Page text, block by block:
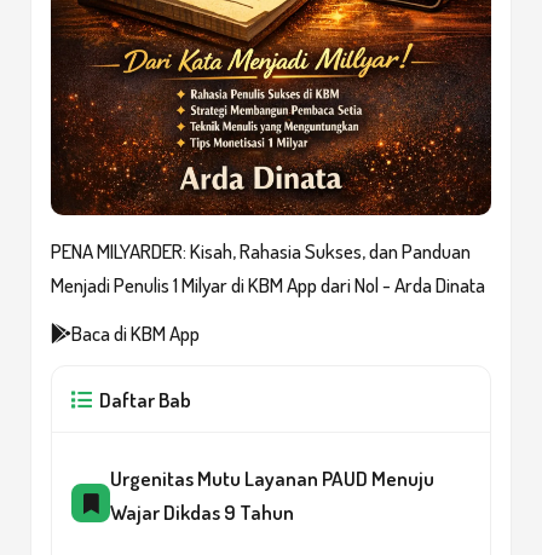
PENA MILYARDER: Kisah, Rahasia Sukses, dan Panduan
Menjadi Penulis 1 Milyar di KBM App dari Nol - Arda Dinata
Baca di KBM App
Daftar Bab
Urgenitas Mutu Layanan PAUD Menuju
Wajar Dikdas 9 Tahun